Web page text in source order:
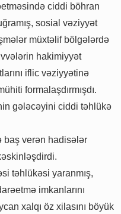
ciddi böhran
sosial vəziyyət
müxtəlif bölgələrdə
hakimiyyət
iflic vəziyyətinə
formalaşdırmışdı.
gələcəyini ciddi təhlükə
baş verən hadisələr
təhlükəsi yaranmış,
imkanlarını
xalqı öz xilasını böyük